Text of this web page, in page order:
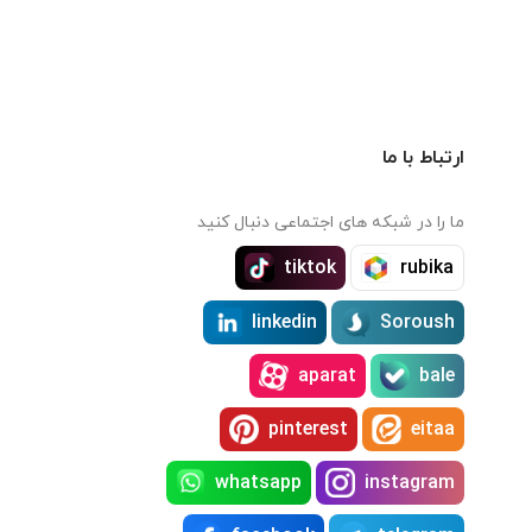
ارتباط با ما
ما را در شبکه های اجتماعی دنبال کنید
rubika
tiktok
Soroush
linkedin
bale
aparat
eitaa
pinterest
instagram
whatsapp